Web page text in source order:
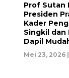
Prof Sutan
Presiden
Kader
Singkil dan
Dapil
Mei 23, 2026